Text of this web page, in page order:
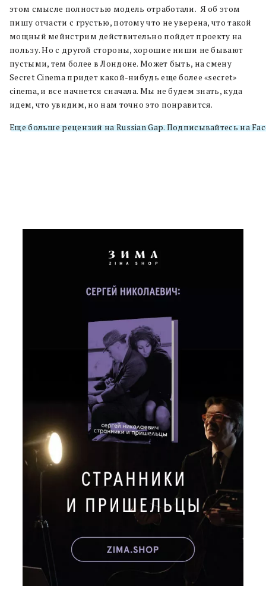
этом смысле полностью модель отработали. Я об этом
пишу отчасти с грустью, потому что не уверена, что такой
мощный мейнстрим действительно пойдет проекту на
пользу. Но с другой стороны, хорошие ниши не бывают
пустыми, тем более в Лондоне. Может быть, на смену
Secret Cinema придет какой-нибудь еще более «secret»
сinema, и все начнется сначала. Мы не будем знать, куда
идем, что увидим, но нам точно это понравится.
Еще больше рецензий на Russian Gap. Подписывайтесь на